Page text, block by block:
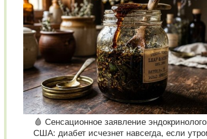
🩸 Сенсационное заявление
США: диабет исчезнет навсегда, если